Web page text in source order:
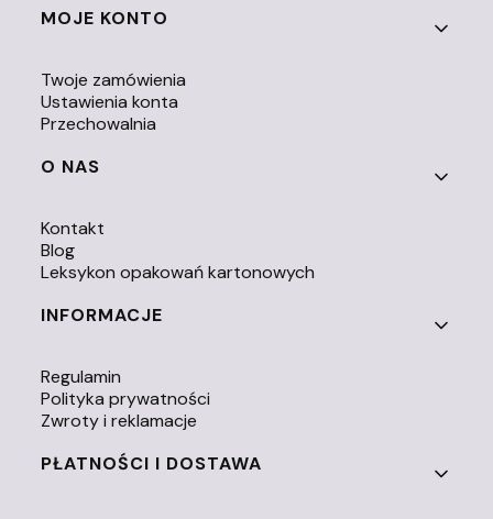
Linki w stopce
MOJE KONTO
Twoje zamówienia
Ustawienia konta
Przechowalnia
O NAS
Kontakt
Blog
Leksykon opakowań kartonowych
INFORMACJE
Regulamin
Polityka prywatności
Zwroty i reklamacje
PŁATNOŚCI I DOSTAWA